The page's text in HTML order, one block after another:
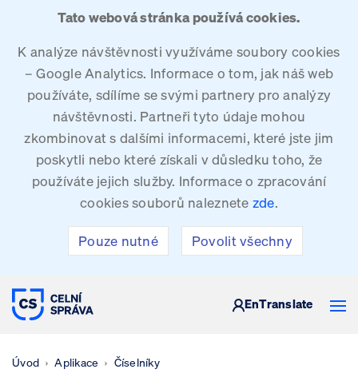
Tato webová stránka používá cookies.
K analýze návštěvnosti využíváme soubory cookies
– Google Analytics. Informace o tom, jak náš web
používáte, sdílíme se svými partnery pro analýzy
návštěvnosti. Partneři tyto údaje mohou
zkombinovat s dalšími informacemi, které jste jim
poskytli nebo které získali v důsledku toho, že
používáte jejich služby. Informace o zpracování
cookies souborů naleznete zde.
Pouze nutné Povolit všechny
CELNÍ SPRÁVA ČESKÉ REPUBLIKY
EnTranslate
Úvod Aplikace Číselníky